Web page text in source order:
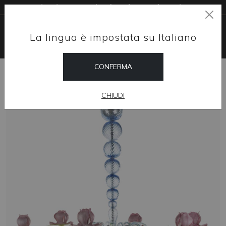
La lingua è impostata su Italiano
CONFERMA
CHIUDI
Livraison gratuite dans le monde entier